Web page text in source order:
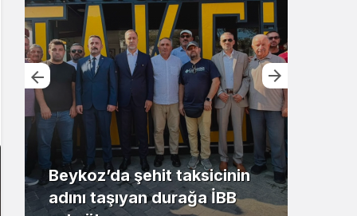
Beykoz’da şehit taksicinin
adını taşıyan durağa İBB